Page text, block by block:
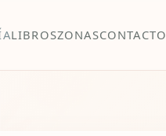
LIBROSZONASCONTACTO